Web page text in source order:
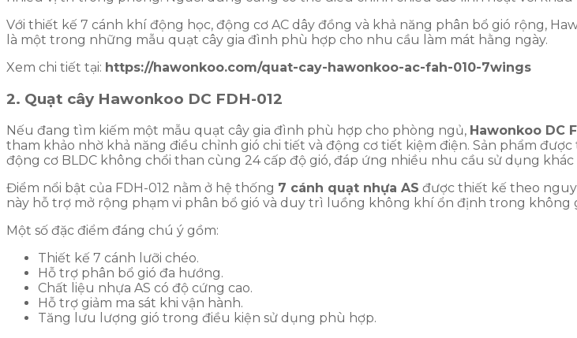
Với thiết kế 7 cánh khí động học, động cơ AC dây đồng và khả năng phân bổ gió rộng,
là một trong những mẫu quạt cây gia đình phù hợp cho nhu cầu làm mát hằng ngày.
Xem chi tiết tại: https://hawonkoo.com/quat-cay-hawonkoo-ac-fah-010-7wings
2. Quạt cây Hawonkoo DC FDH-012
Nếu đang tìm kiếm một mẫu quạt cây gia đình phù hợp cho phòng ngủ, Hawonkoo DC
tham khảo nhờ khả năng điều chỉnh gió chi tiết và động cơ tiết kiệm điện. Sản phẩm
động cơ BLDC không chổi than cùng 24 cấp độ gió, đáp ứng nhiều nhu cầu sử dụng khác
Điểm nổi bật của FDH-012 nằm ở hệ thống 7 cánh quạt nhựa AS được thiết kế theo
này hỗ trợ mở rộng phạm vi phân bổ gió và duy trì luồng không khí ổn định trong không
Một số đặc điểm đáng chú ý gồm:
Thiết kế 7 cánh lưỡi chéo.
Hỗ trợ phân bổ gió đa hướng.
Chất liệu nhựa AS có độ cứng cao.
Hỗ trợ giảm ma sát khi vận hành.
Tăng lưu lượng gió trong điều kiện sử dụng phù hợp.